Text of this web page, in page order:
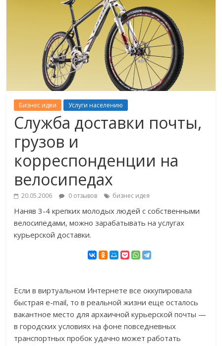
Бизнес идеи Услуги населению
Служба доставки почты,
грузов и
корреспонденции на
велосипедах
20.05.2006 0 отзывов бизнес идея
Наняв 3-4 крепких молодых людей с собственными
велосипедами, можно зарабатывать на услугах
курьерской доставки.
Если в виртуальном Интернете все оккупировала
быстрая e-mail, то в реальной жизни еще осталось
вакантное место для архаичной курьерской почты —
в городских условиях на фоне повседневных
транспортных пробок удачно может работать